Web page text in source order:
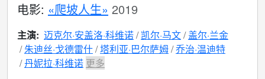
电影: «爬坡人生» 2019
主演: 迈克尔·安盖洛·科维诺 凯尔·马文 盖尔·兰金
朱迪丝·戈德雷什 塔利亚·巴尔萨姆 乔治·温迪特
丹妮拉·科维诺 更多